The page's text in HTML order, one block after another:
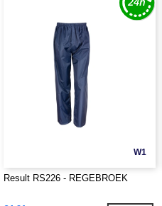
W1
Result RS226 - REGEBROEK